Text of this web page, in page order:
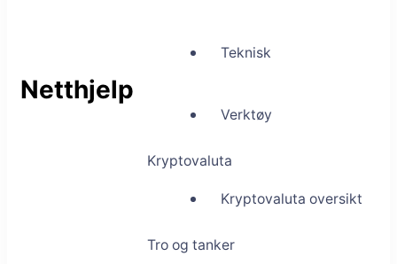
Netthjelp
Teknisk
Verktøy
Kryptovaluta
Kryptovaluta oversikt
Tro og tanker